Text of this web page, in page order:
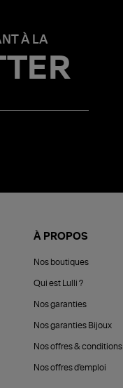
À LA
À PROPOS
Nos boutiques
Qui est Lulli ?
Nos garanties
Nos garanties Bijoux
Nos offres & conditions
Nos offres d'emploi